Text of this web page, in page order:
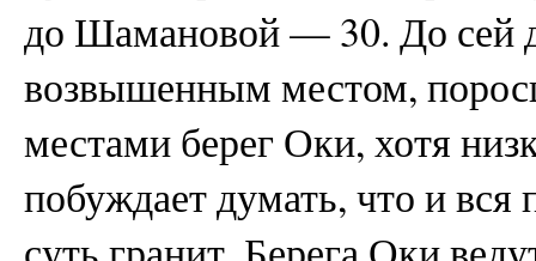
до Шамановой — 30. До сей
возвышенным местом,
местами берег Оки, хотя
побуждает думать, что и вся